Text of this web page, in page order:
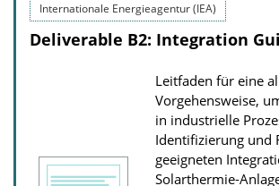
Internationale Energieagentur (IEA)
Deliverable B2: Integration
Leitfaden für eine
Vorgehensweise,
in industrielle
Identifizierung und
geeigneten
Solarthermie-